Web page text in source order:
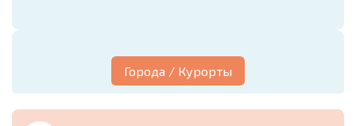
Города / Курорты